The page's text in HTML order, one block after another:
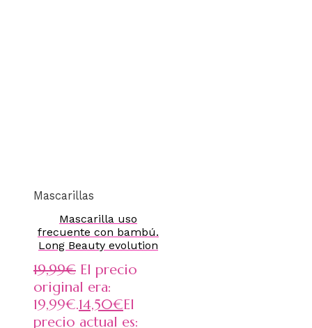
Mascarillas
Mascarilla uso
frecuente con bambú.
Long Beauty evolution
19,99€ El precio
original era:
19,99€.14,50€El
precio actual es: